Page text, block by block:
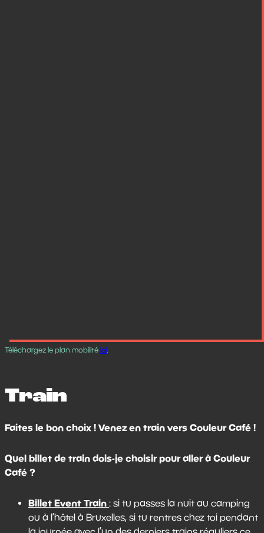
Téléchargez le plan mobilité ici.
Train
Faites le bon choix ! Venez en train vers Couleur Café !
Quel billet de train dois-je choisir pour aller à Couleur
Café ?
Billet Event Train : si tu passes la nuit au camping
ou à l’hôtel à Bruxelles, si tu rentres chez toi pendant